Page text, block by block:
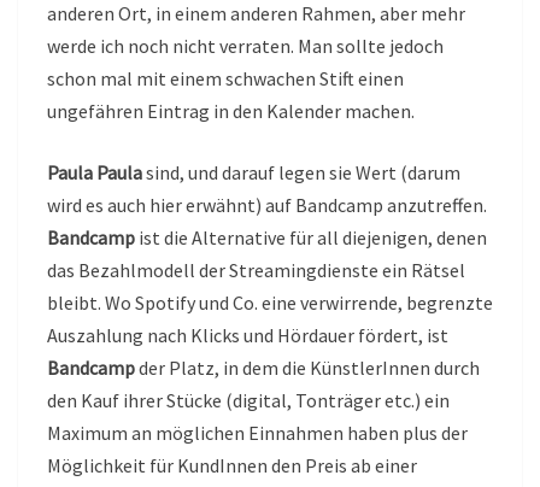
anderen Ort, in einem anderen Rahmen, aber mehr
werde ich noch nicht verraten. Man sollte jedoch
schon mal mit einem schwachen Stift einen
ungefähren Eintrag in den Kalender machen.
Paula Paulasind, und darauf legen sie Wert (darum
wird es auch hier erwähnt) auf Bandcamp anzutreffen.
Bandcamp ist die Alternative für all diejenigen, denen
das Bezahlmodell der Streamingdienste ein Rätsel
bleibt. Wo Spotify und Co. eine verwirrende, begrenzte
Auszahlung nach Klicks und Hördauer fördert, ist
Bandcampder Platz, in dem die KünstlerInnen durch
den Kauf ihrer Stücke (digital, Tonträger etc.) ein
Maximum an möglichen Einnahmen haben plus der
Möglichkeit für KundInnen den Preis ab einer